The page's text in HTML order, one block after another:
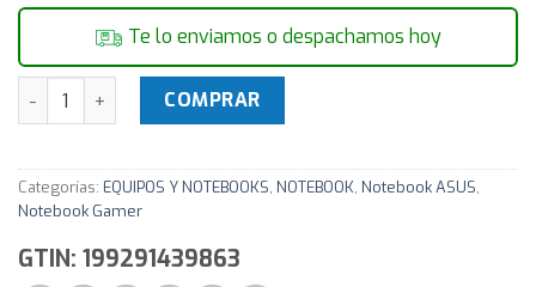
Te lo enviamos o despachamos hoy
Notebook Gamer Asus TUF Gaming A15 Ryzen 7 4.7Ghz
COMPRAR
Categorías: EQUIPOS Y NOTEBOOKS, NOTEBOOK, Notebook ASUS,
Notebook Gamer
GTIN: 199291439863